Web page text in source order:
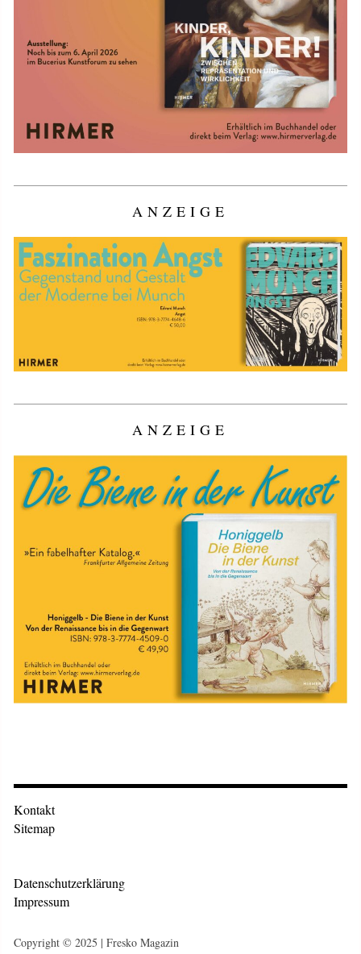
ANZEIGE
ANZEIGE
Kontakt
Sitemap
Datenschutzerklärung
Impressum
Copyright © 2025 | Fresko Magazin